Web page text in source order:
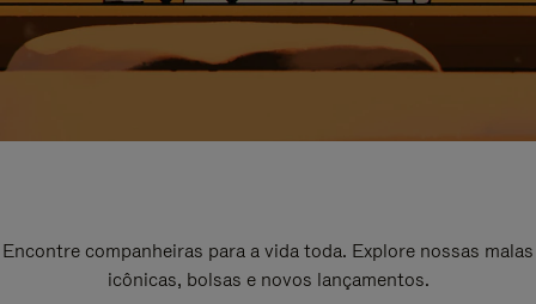
Encontre companheiras para a vida toda. Explore nossas malas
icônicas, bolsas e novos lançamentos.